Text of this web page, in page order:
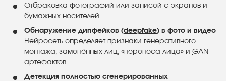
Отбраковка фотографий или записей с экранов и
бумажных носителей
Обнаружение дипфейков (deepfake) в фото и видео
Нейросеть определяет признаки генеративного
монтажа, заменённых лиц, «переноса лица» и GAN-
артефактов
Детекция полностью сгенерированных